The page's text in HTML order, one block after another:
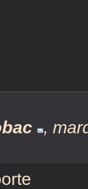
,